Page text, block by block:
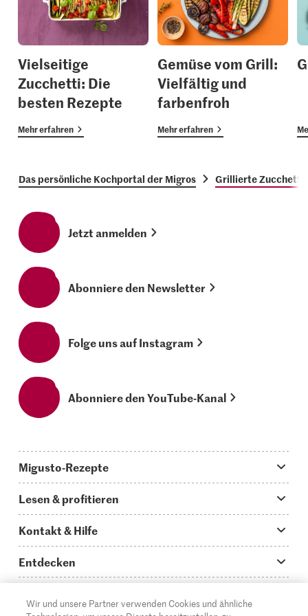
Vielseitige
Zucchetti: Die
besten Rezepte
Mehr erfahren
Gemüse vom Grill:
Vielfältig und
farbenfroh
Mehr erfahren
Das persönliche Kochportal der Migros Grillierte
Jetzt anmelden
Abonniere den Newsletter
Folge uns auf Instagram
Abonniere den YouTube-Kanal
Migusto-Rezepte
Was koche ich heute?
Hauptgerichte
Schnelle & einfache Rezepte
Apéro & Fingerfood
Lesen & profitieren
Storys
How to-Videos
Glossar
Kontakt & Hilfe
Infos zum Kochen mit Migusto
Kontakt
Entdecken
Supermarkt
DE FR IT
Wir und unsere Partner verwenden Cookies und ähnliche